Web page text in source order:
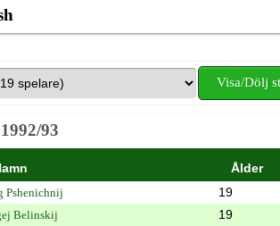
Visa/Dölj
93
Ålder
Pshenichnij 19
Belinskij 19